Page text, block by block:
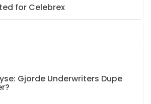
for Celebrex
Gjorde Underwriters Dupe